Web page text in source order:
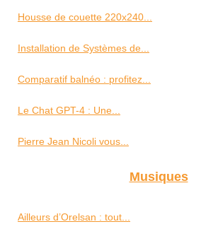
Housse de couette 220x240...
Installation de Systèmes de...
Comparatif balnéo : profitez...
Le Chat GPT-4 : Une...
Pierre Jean Nicoli vous...
Musiques
Ailleurs d’Orelsan : tout...